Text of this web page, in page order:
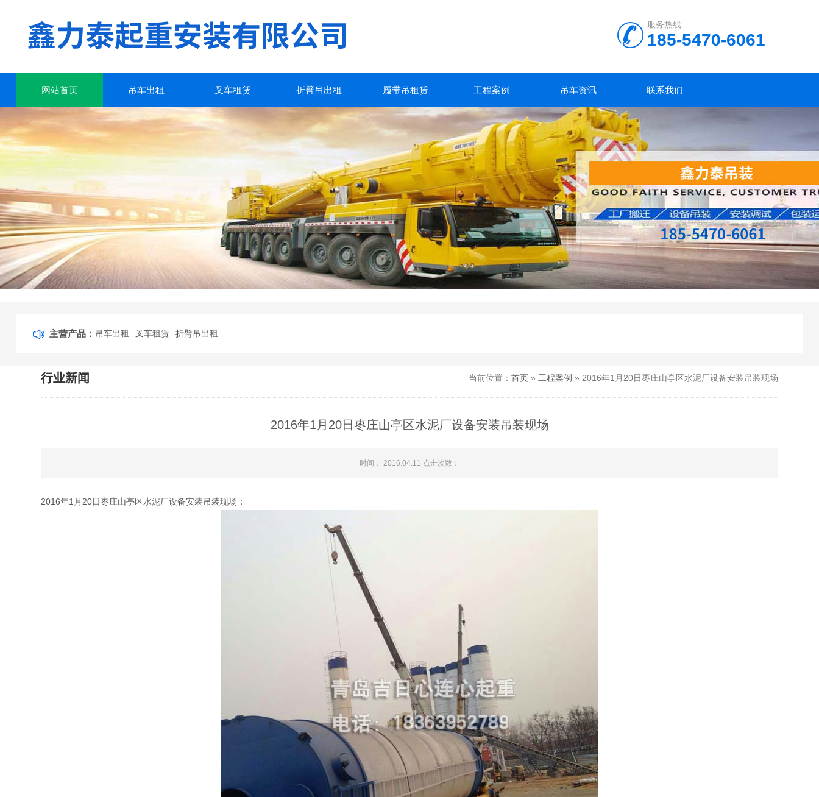
服务热线
185-5470-6061
网站首页 吊车出租 叉车租赁 折臂吊出租 履带吊租赁 工程案例 吊车资讯 联系我们
主营产品： 吊车出租 叉车租赁 折臂吊出租
行业新闻 当前位置： 首页» 工程案例 » 2016年1月20日枣庄山亭区水泥厂设备安装吊装现场
2016年1月20日枣庄山亭区水泥厂设备安装吊装现场
时间： 2016.04.11 点击次数：
2016年1月20日枣庄山亭区水泥厂设备安装吊装现场：